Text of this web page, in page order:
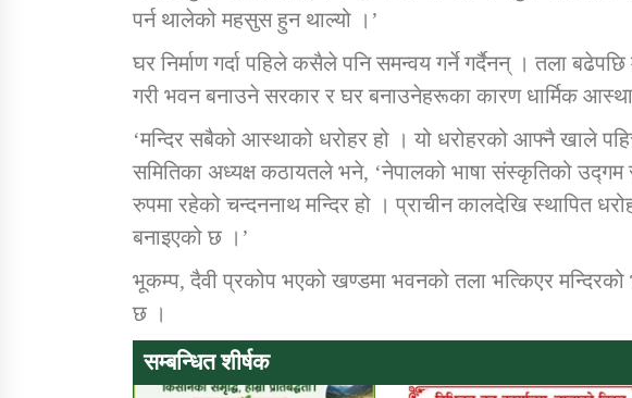
पर्न थालेको महसुस हुन थाल्यो ।’
घर निर्माण गर्दा पहिले कसैले पनि समन्वय गर्ने गर्दैनन् । तला
गरी भवन बनाउने सरकार र घर बनाउनेहरूका कारण धार्मिक
‘मन्दिर सबैको आस्थाको धरोहर हो । यो धरोहरको आफ्नै खाले
समितिका अध्यक्ष कठायतले भने, ‘नेपालको भाषा संस्कृतिको उद्गम
रुपमा रहेको चन्दननाथ मन्दिर हो । प्राचीन कालदेखि स्थापित
बनाइएको छ ।’
भूकम्प, दैवी प्रकोप भएको खण्डमा भवनको तला भत्किएर मन्दिरको
छ ।
सम्बन्धित शीर्षक